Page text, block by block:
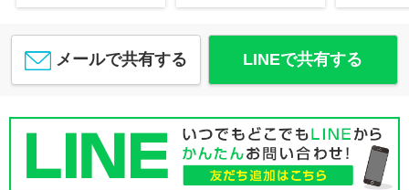
メールで共有する LINEで共有する